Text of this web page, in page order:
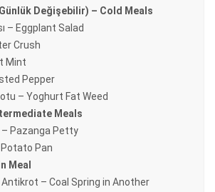
Değişebilir) – Cold Meals
– Eggplant Salad
Crush
Mint
Pepper
– Yoghurt Fat Weed
Meals
– Pazanga Petty
Pan
Meal
Antikrot – Coal Spring in Another